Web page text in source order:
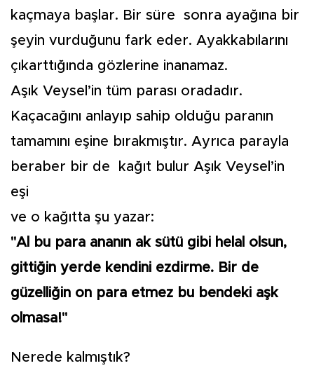
kaçmaya başlar. Bir süre sonra ayağına bir
şeyin vurduğunu fark eder. Ayakkabılarını
çıkarttığında gözlerine inanamaz.
Aşık Veysel’in tüm parası oradadır.
Kaçacağını anlayıp sahip olduğu paranın
tamamını eşine bırakmıştır. Ayrıca parayla
beraber bir de kağıt bulur Aşık Veysel’in
eşi
ve o kağıtta şu yazar:
"Al bu para ananın ak sütü gibi helal olsun,
gittiğin yerde kendini ezdirme. Bir de
güzelliğin on para etmez bu bendeki aşk
olmasa!"
Nerede kalmıştık?